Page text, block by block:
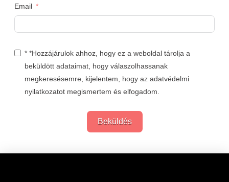
Email
* *Hozzájárulok ahhoz, hogy ez a weboldal tárolja a
beküldött adataimat, hogy válaszolhassanak
megkeresésemre, kijelentem, hogy az adatvédelmi
nyilatkozatot megismertem és elfogadom.
Beküldés